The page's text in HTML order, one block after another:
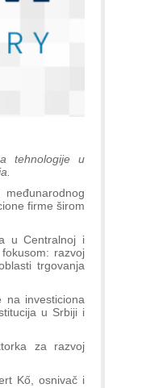
tehnologije u
firme širom
u Centralnoj i
razvoj
trgovanja
na investiciona
u Srbiji i
za razvoj
Kő, osnivač i